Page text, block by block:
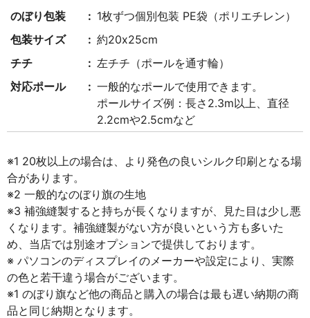
のぼり包装
1枚ずつ個別包装 PE袋（ポリエチレン）
包装サイズ
約20x25cm
チチ
左チチ（ポールを通す輪）
対応ポール
一般的なポールで使用できます。
ポールサイズ例：長さ2.3m以上、直径
2.2cmや2.5cmなど
※1 20枚以上の場合は、より発色の良いシルク印刷となる場
合があります。
※2 一般的なのぼり旗の生地
※3 補強縫製すると持ちが長くなりますが、見た目は少し悪
くなります。補強縫製がない方が良いという方も多いた
め、当店では別途オプションで提供しております。
※ パソコンのディスプレイのメーカーや設定により、実際
の色と若干違う場合がございます。
※1 のぼり旗など他の商品と購入の場合は最も遅い納期の商
品と同じ納期となります。